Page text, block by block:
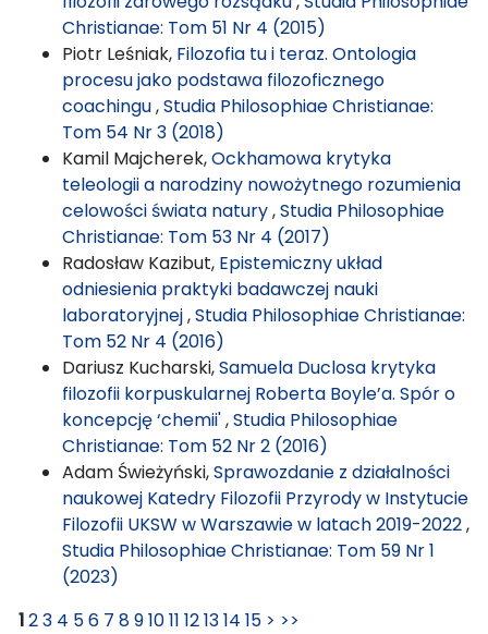
Christianae: Tom 51 Nr 4 (2015)
Piotr Leśniak, Filozofia tu i teraz. Ontologia
procesu jako podstawa filozoficznego
coachingu,Studia Philosophiae Christianae:
Tom 54 Nr 3 (2018)
Kamil Majcherek,Ockhamowa krytyka
teleologii a narodziny nowożytnego rozumienia
celowości świata natury,Studia Philosophiae
Christianae: Tom 53 Nr 4 (2017)
Radosław Kazibut, Epistemiczny układ
odniesienia praktyki badawczej nauki
laboratoryjnej,Studia Philosophiae Christianae:
Tom 52 Nr 4 (2016)
Dariusz Kucharski,Samuela Duclosa krytyka
filozofii korpuskularnej Roberta Boyle’a. Spór o
koncepcję ‘chemii',Studia Philosophiae
Christianae: Tom 52 Nr 2 (2016)
Adam Świeżyński,Sprawozdanie z działalności
naukowej Katedry Filozofii Przyrody w Instytucie
Filozofii UKSW w Warszawie w latach 2019-2022,
Studia Philosophiae Christianae: Tom 59 Nr 1
(2023)
123 4 56 7 891011 121314 15 > >>